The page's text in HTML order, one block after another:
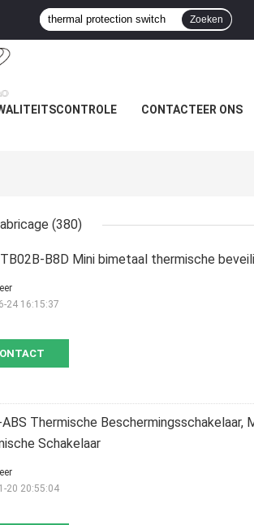
Zoeken
CONTACTEER ONS
(380)
B8D Mini bimetaal thermische
24 16:15:37
ABS Thermische
Schakelaar
20 20:55:04